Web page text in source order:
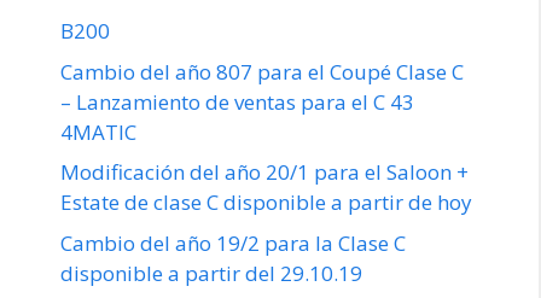
B200
Cambio del año 807 para el Coupé Clase C
– Lanzamiento de ventas para el C 43
4MATIC
Modificación del año 20/1 para el Saloon +
Estate de clase C disponible a partir de hoy
Cambio del año 19/2 para la Clase C
disponible a partir del 29.10.19